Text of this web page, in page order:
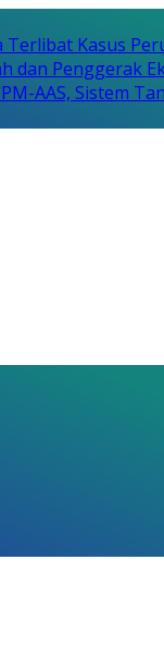
Terlibat Kasus
dan Penggerak
AAS, Sistem